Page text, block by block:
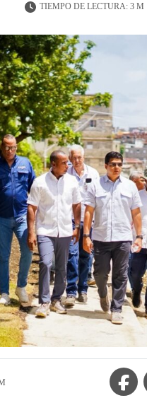
TIEMPO DE LECTURA: 3 M